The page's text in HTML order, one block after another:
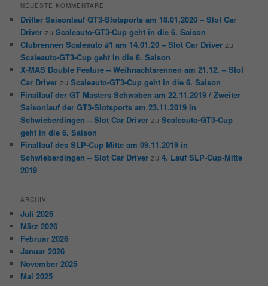
NEUESTE KOMMENTARE
Dritter Saisonlauf GT3-Slotsports am 18.01.2020 – Slot Car
Driver zuScaleauto-GT3-Cup geht in die 6. Saison
Clubrennen Scaleauto #1 am 14.01.20 – Slot Car Driver zu
Scaleauto-GT3-Cup geht in die 6. Saison
X-MAS Double Feature – Weihnachtsrennen am 21.12. – Slot
Car Driver zuScaleauto-GT3-Cup geht in die 6. Saison
Finallauf der GT Masters Schwaben am 22.11.2019 / Zweiter
Saisonlauf der GT3-Slotsports am 23.11.2019 in
Schwieberdingen – Slot Car Driver zuScaleauto-GT3-Cup
geht in die 6. Saison
Finallauf des SLP-Cup Mitte am 09.11.2019 in
Schwieberdingen – Slot Car Driver zu4. Lauf SLP-Cup-Mitte
2019
ARCHIV
Juli 2026
März 2026
Februar 2026
Januar 2026
November 2025
Mai 2025